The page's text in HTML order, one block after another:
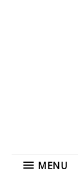
MENU